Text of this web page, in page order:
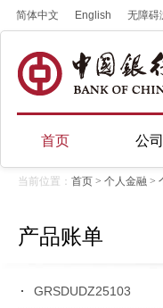
简体中文 English 无障碍
首页 公
当前位置： 首页 > 个人金融 >
产品账单
GRSDUDZ25103